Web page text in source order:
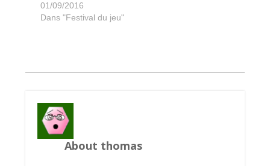
01/09/2016
Dans "Festival du jeu"
About thomas